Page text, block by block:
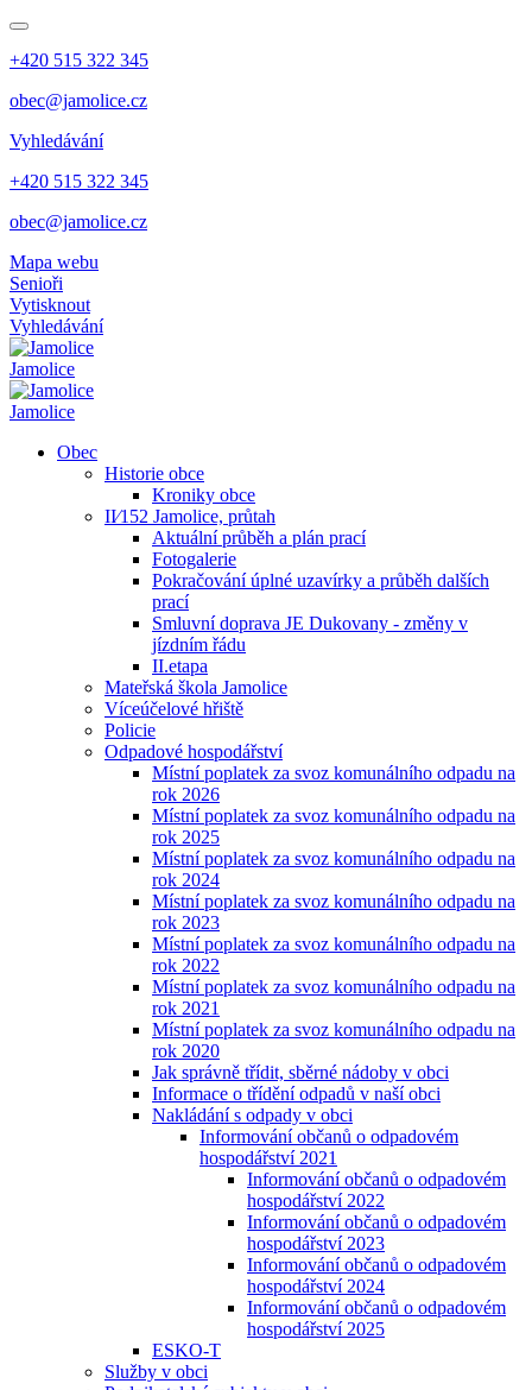
+420 515 322 345
obec@jamolice.cz
Vyhledávání
+420 515 322 345
obec@jamolice.cz
Mapa webu
Senioři
Vytisknout
Vyhledávání
Jamolice
Jamolice
Obec
Historie obce
Kroniky obce
II⁄152 Jamolice, průtah
Aktuální průběh a plán prací
Fotogalerie
Pokračování úplné uzavírky a průběh dalších
prací
Smluvní doprava JE Dukovany - změny v
jízdním řádu
II.etapa
Mateřská škola Jamolice
Víceúčelové hřiště
Policie
Odpadové hospodářství
Místní poplatek za svoz komunálního odpadu na
rok 2026
Místní poplatek za svoz komunálního odpadu na
rok 2025
Místní poplatek za svoz komunálního odpadu na
rok 2024
Místní poplatek za svoz komunálního odpadu na
rok 2023
Místní poplatek za svoz komunálního odpadu na
rok 2022
Místní poplatek za svoz komunálního odpadu na
rok 2021
Místní poplatek za svoz komunálního odpadu na
rok 2020
Jak správně třídit, sběrné nádoby v obci
Informace o třídění odpadů v naší obci
Nakládání s odpady v obci
Informování občanů o odpadovém
hospodářství 2021
Informování občanů o odpadovém
hospodářství 2022
Informování občanů o odpadovém
hospodářství 2023
Informování občanů o odpadovém
hospodářství 2024
Informování občanů o odpadovém
hospodářství 2025
ESKO-T
Služby v obci